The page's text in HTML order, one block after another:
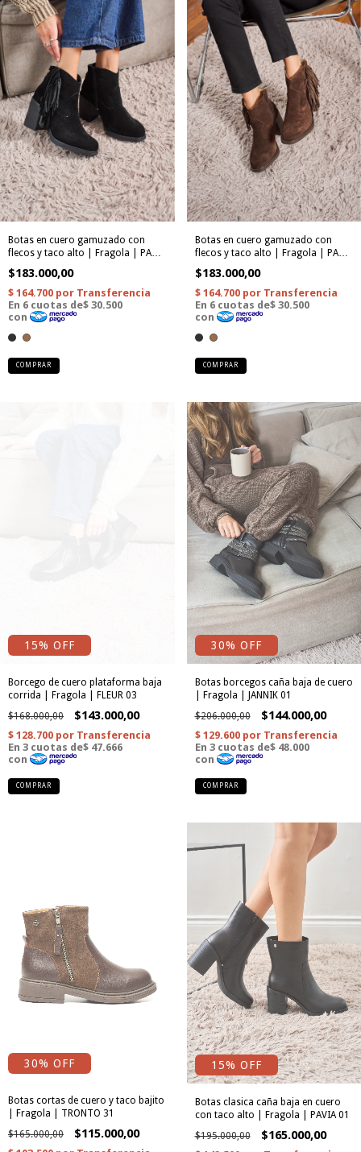
Botas en cuero gamuzado con
flecos y taco alto | Fragola | PAVIA
04
$183.000,00
COMPRAR
Botas en cuero gamuzado con
flecos y taco alto | Fragola | PAVIA
04
$183.000,00
COMPRAR
15% OFF
Borcego de cuero plataforma baja
corrida | Fragola | FLEUR 03
$168.000,00
$143.000,00
COMPRAR
30% OFF
Botas borcegos caña baja de cuero
| Fragola | JANNIK 01
$206.000,00
$144.000,00
COMPRAR
30% OFF
Botas cortas de cuero y taco bajito
| Fragola | TRONTO 31
$165.000,00
$115.000,00
15% OFF
Botas clasica caña baja en cuero
con taco alto | Fragola | PAVIA 01
$195.000,00
$165.000,00